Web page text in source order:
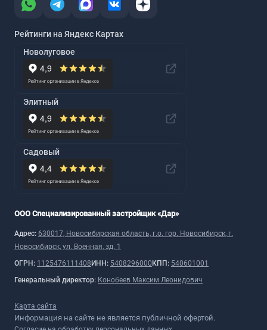
Рейтинги на Яндекс Картах
Новолуговое
Элитный
Садовый
ООО Специализированный застройщик «Дар»
Адрес: 630017, Новосибирская область, г.о. гор. Новосибирск, г.
Новосибирск, ул. Военная, зд. 1
ОГРН: 1125476111408 ИНН: 5408296000 КПП: 540601001
Генеральный директор: Конобеев Максим Леонидович
Карта сайта
Информация на сайте не является публичной офертой.